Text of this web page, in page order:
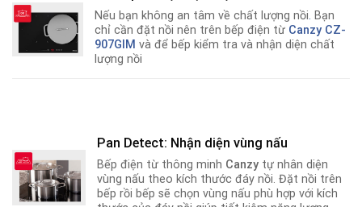
Nếu bạn không an tâm về chất lượng nồi. Bạn
chỉ cần đặt nồi nên trên bếp điện từ Canzy CZ-
907GIM và để bếp kiểm tra và nhận diện chất
lượng nồi
Pan Detect: Nhận diện vùng nấu
Bếp điện từ thông minh Canzy tự nhân diện
vùng nấu theo kích thước đáy nồi. Đặt nồi trên
bếp rồi bếp sẽ chọn vùng nấu phù hợp với kích